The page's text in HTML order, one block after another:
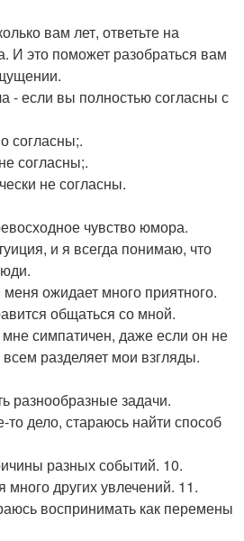
вам лет, ответьте на
И это поможет разобраться вам
- если вы полностью согласны с
согласны;.
согласны;.
не согласны.
чувство юмора.
и я всегда понимаю, что
ожидает много приятного.
общаться со мной.
симпатичен, даже если он не
разделяет мои взгляды.
разнообразные задачи.
то дело, стараюсь найти способ
разных событий. 10.
других увлечений. 11.
воспринимать как перемены